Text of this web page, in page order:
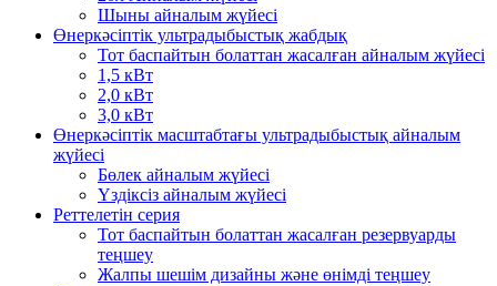
Шыны айналым жүйесі
Өнеркәсіптік ультрадыбыстық жабдық
Тот баспайтын болаттан жасалған айналым жүйесі
1,5 кВт
2,0 кВт
3,0 кВт
Өнеркәсіптік масштабтағы ультрадыбыстық айналым
жүйесі
Бөлек айналым жүйесі
Үздіксіз айналым жүйесі
Реттелетін серия
Тот баспайтын болаттан жасалған резервуарды
теңшеу
Жалпы шешім дизайны және өнімді теңшеу